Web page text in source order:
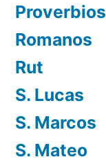
Proverbios
Romanos
Rut
S. Lucas
S. Marcos
S. Mateo